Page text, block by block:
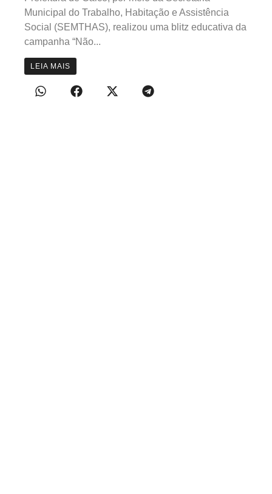
Municipal do Trabalho, Habitação e Assistência
Social (SEMTHAS), realizou uma blitz educativa da
campanha “Não...
LEIA MAIS